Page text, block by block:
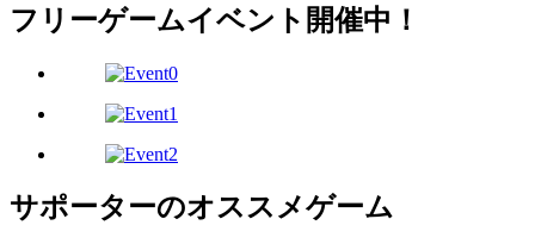
フリーゲームイベント開催中！
サポーターのオススメゲーム